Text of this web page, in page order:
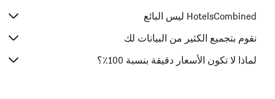
HotelsCombined ليس البائع
نقوم بتجميع الكثير من البيانات لك
لماذا لا تكون الأسعار دقيقة بنسبة 100٪؟